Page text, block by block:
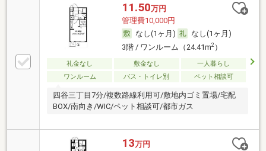
11.50万円
管理費10,000円
なし(1ヶ月)
なし(1ヶ月)
3階 / ワンルーム（24.41m2）
礼金なし 敷金なし
一人暮らし
ワンルーム
バス・トイレ別 ペット相談可
四谷三丁目7分/複数路線利用可/敷地内ゴミ置場/宅配
BOX/南向き/WIC/ペット相談可/都市ガス
13万円